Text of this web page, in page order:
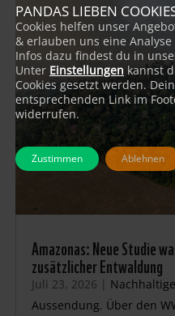
Amazonas: Neue Studie
zusätzlicher Entwaldung
Juli 23, 2026 |
Aussendung, Über den
PANDAS LIEBEN
Cookies helfen unser
& erlauben uns eine
Infos dazu findest du in
Unter Einstellungen kannst
Cookies gesetzt werden.
entsprechenden Link im
widerrufen.
Zustimmen Ablehnen